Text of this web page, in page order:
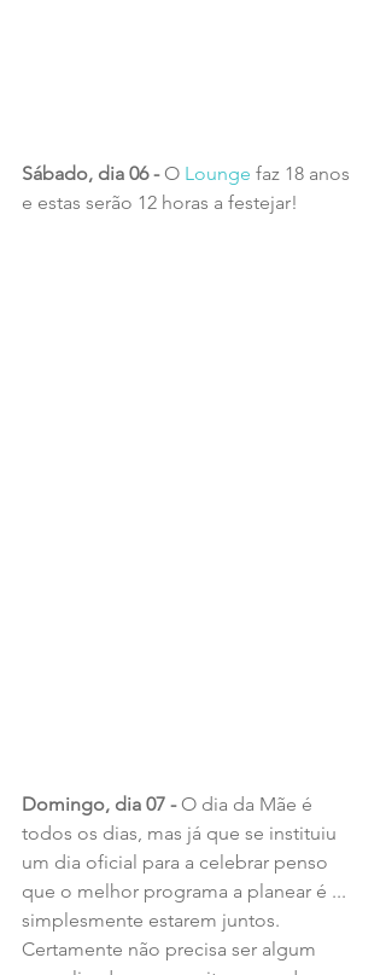
Sábado, dia 06 - O Lounge faz 18 anos
e estas serão 12 horas a festejar!
Domingo, dia 07 - O dia da Mãe é
todos os dias, mas já que se instituiu
um dia oficial para a celebrar penso
que o melhor programa a planear é ...
simplesmente estarem juntos.
Certamente não precisa ser algum